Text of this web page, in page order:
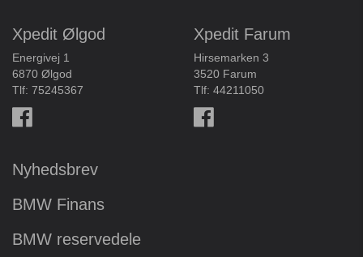
Xpedit Ølgod
Energivej 1
6870 Ølgod
Tlf: 75245367
Xpedit Farum
Hirsemarken 3
3520 Farum
Tlf: 44211050
Nyhedsbrev
BMW Finans
BMW reservedele